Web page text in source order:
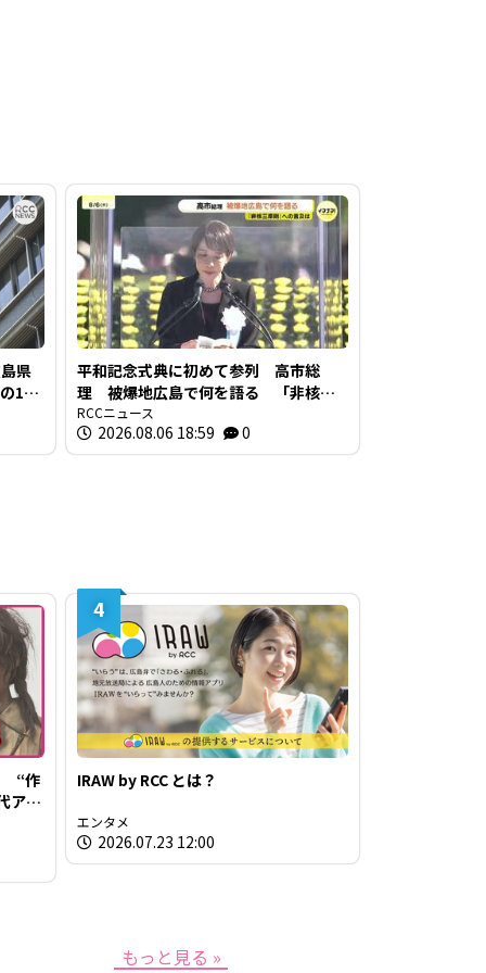
県
1時
5倍
平和記念式典に初めて参列 高市総
理 被爆地広島で何を語る 「非核三
原則」への言及は
RCCニュース
2026.08.06 18:59 0
“作
アー
と
4
IRAW by RCC とは？
エンタメ
2026.07.23 12:00
もっと見る »